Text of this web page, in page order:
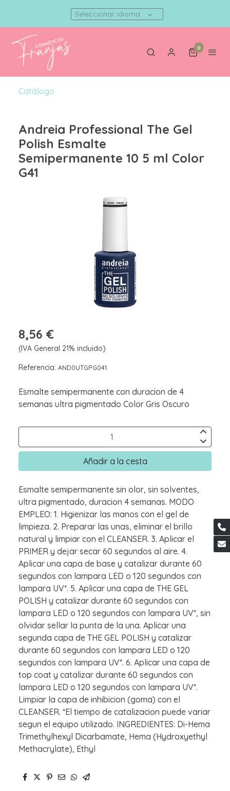
Seleccionar idioma
0
Catálogo
Andreia Professional The Gel
Polish Esmalte
Semipermanente 10 5 ml Color
G41
8,56 €
(IVA General 21% incluido)
Referencia: AND0UTGPG041
Esmalte semipermanente con duracion de 4
semanas ultra pigmentado Color Gris Oscuro
Añadir a la cesta
Esmalte semipermanente sin olor, sin solventes,
ultra pigmentado, duracion 4 semanas. MODO
EMPLEO: 1. Higienizar las manos con el gel de
limpieza. 2. Preparar las unas, eliminar el brillo
natural y limpiar con el CLEANSER. 3. Aplicar el
PRIMER y dejar secar 60 segundos al aire. 4.
Aplicar una capa de base y catalizar durante 60
segundos con lampara LED o 120 segundos con
lampara UV*. 5. Aplicar una capa de THE GEL
POLISH y catalizar durante 60 segundos con
lampara LED o 120 segundos con lampara UV*, sin
olvidar sellar la punta de la una. Aplicar una
segunda capa de THE GEL POLISH y catalizar
durante 60 segundos con lampara LED o 120
segundos con lampara UV*. 6. Aplicar una capa de
top coat y catalizar durante 60 segundos con
lampara LED o 120 segundos con lampara UV*.
Limpiar la capa de inhibicion (goma) con el
CLEANSER. *El tiempo de catalizacion puede variar
segun el equipo utilizado. INGREDIENTES: Di-Hema
Trimethylhexyl Dicarbamate, Hema (Hydroxyethyl
Methacrylate), Ethyl